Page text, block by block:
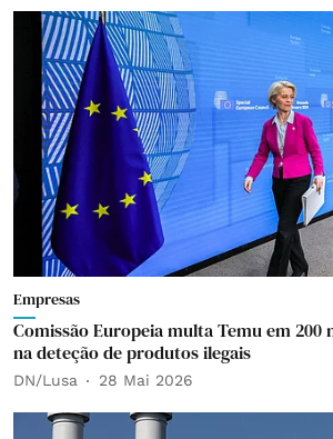
Empresas
Comissão Europeia multa Temu em 200
na deteção de produtos ilegais
DN/Lusa 28 Mai 2026